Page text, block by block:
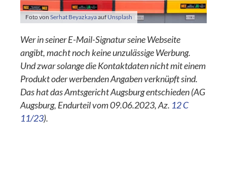
Foto vonSerhat Beyazkayaauf Unsplash
Wer in seiner E-Mail-Signatur seine Webseite
angibt, macht noch keine unzulässige Werbung.
Und zwar solange die Kontaktdaten nicht mit einem
Produkt oder werbenden Angaben verknüpft sind.
Das hat das Amtsgericht Augsburg entschieden (AG
Augsburg, Endurteil vom 09.06.2023, Az. 12 C
11/23).